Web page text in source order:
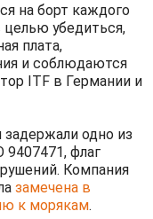
на борт каждого
целью убедиться,
плата,
и соблюдаются
ITF в Германии и
одно из
9407471, флаг
Компания
замечена в
к морякам.